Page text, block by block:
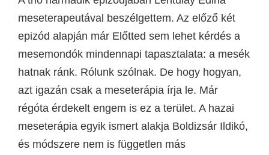
meseterapeutával beszélgettem. Az előző két
epizód alapján már Előtted sem lehet kérdés a
mesemondók mindennapi tapasztalata: a mesék
hatnak ránk. Rólunk szólnak. De hogy hogyan,
azt igazán csak a meseterápia írja le. Már
régóta érdekelt engem is ez a terület. A hazai
meseterápia egyik ismert alakja Boldizsár Ildikó,
és módszere nem is független más